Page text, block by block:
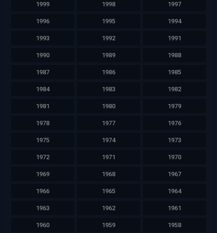
1999 1998 1997
1996 1995 1994
1993 1992 1991
1990 1989 1988
1987 1986 1985
1984 1983 1982
1981 1980 1979
1978 1977 1976
1975 1974 1973
1972 1971 1970
1969 1968 1967
1966 1965 1964
1963 1962 1961
1960 1959 1958